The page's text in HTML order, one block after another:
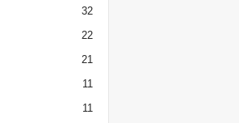
32
22
21
11
11